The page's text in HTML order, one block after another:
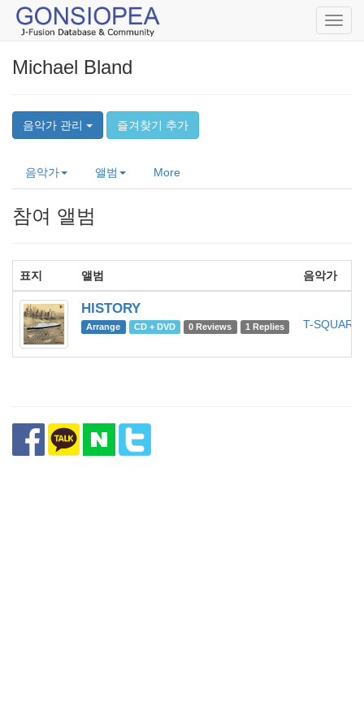
Michael Bland
음악가 관리 즐겨찾기 추가
음악가 앨범 More
참여 앨범
표지 앨범 음악가
HISTORY
Arrange CD + DVD 0 Reviews 1 Replies T-SQUARE